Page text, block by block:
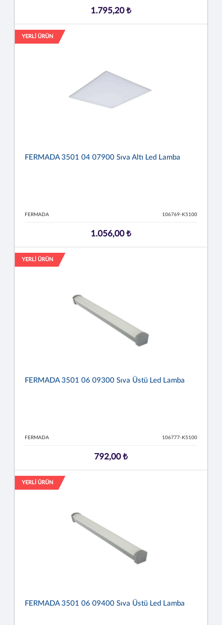
1.795,20 ₺
YERLİ ÜRÜN
FERMADA 3501 04 07900 Sıva Altı Led Lamba
FERMADA 106769-K5100
1.056,00 ₺
YERLİ ÜRÜN
FERMADA 3501 06 09300 Sıva Üstü Led Lamba
FERMADA 106777-K5100
792,00 ₺
YERLİ ÜRÜN
FERMADA 3501 06 09400 Sıva Üstü Led Lamba